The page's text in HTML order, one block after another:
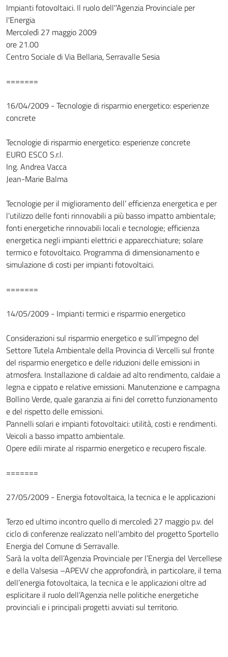
Impianti fotovoltaici. Il ruolo dell''Agenzia Provinciale per
l'Energia
Mercoledì 27 maggio 2009
ore 21.00
Centro Sociale di Via Bellaria, Serravalle Sesia
=======
16/04/2009 - Tecnologie di risparmio energetico: esperienze
concrete
Tecnologie di risparmio energetico: esperienze concrete
EURO ESCO S.r.l.
Ing. Andrea Vacca
Jean-Marie Balma
Tecnologie per il miglioramento dell’ efficienza energetica e per
l’utilizzo delle fonti rinnovabili a più basso impatto ambientale;
fonti energetiche rinnovabili locali e tecnologie; efficienza
energetica negli impianti elettrici e apparecchiature; solare
termico e fotovoltaico. Programma di dimensionamento e
simulazione di costi per impianti fotovoltaici.
=======
14/05/2009 - Impianti termici e risparmio energetico
Considerazioni sul risparmio energetico e sull’impegno del
Settore Tutela Ambientale della Provincia di Vercelli sul fronte
del risparmio energetico e delle riduzioni delle emissioni in
atmosfera. Installazione di caldaie ad alto rendimento, caldaie a
legna e cippato e relative emissioni. Manutenzione e campagna
Bollino Verde, quale garanzia ai fini del corretto funzionamento
e del rispetto delle emissioni.
Pannelli solari e impianti fotovoltaici: utilità, costi e rendimenti.
Veicoli a basso impatto ambientale.
Opere edili mirate al risparmio energetico e recupero fiscale.
=======
27/05/2009 - Energia fotovoltaica, la tecnica e le applicazioni
Terzo ed ultimo incontro quello di mercoledì 27 maggio p.v. del
ciclo di conferenze realizzato nell’ambito del progetto Sportello
Energia del Comune di Serravalle.
Sarà la volta dell’Agenzia Provinciale per l’Energia del Vercellese
e della Valsesia –APEVV che approfondirà, in particolare, il tema
dell’energia fotovoltaica, la tecnica e le applicazioni oltre ad
esplicitare il ruolo dell’Agenzia nelle politiche energetiche
provinciali e i principali progetti avviati sul territorio.